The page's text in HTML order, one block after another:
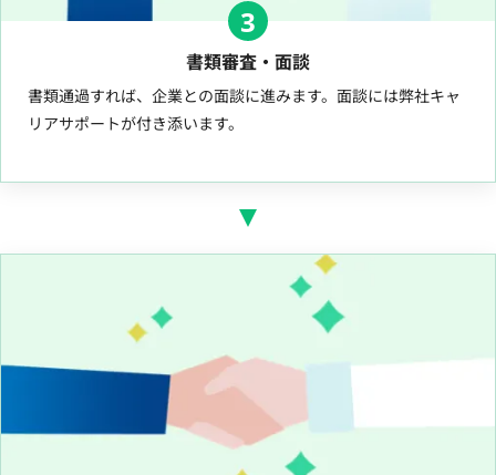
3
書類審査・面談
書類通過すれば、企業との面談に進みます。面談には弊社キャ
リアサポートが付き添います。